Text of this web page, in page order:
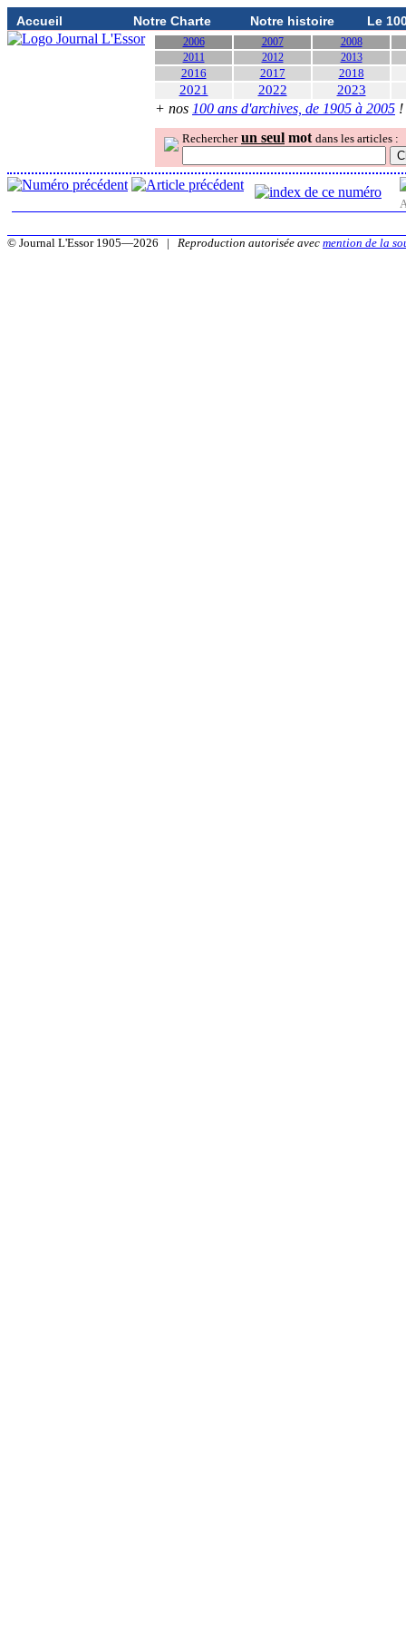
Accueil Notre Charte Notre histoire Le
2006 2007
2008
2011
2012 2013
2016 2017 2018
2021 2022 2023
+ nos 100 ans d'archives, de 1905 à 2005 !
Rechercher un seul mot dans les articles :
© Journal L'Essor 1905—2026 | Reproduction autorisée avec mention de la